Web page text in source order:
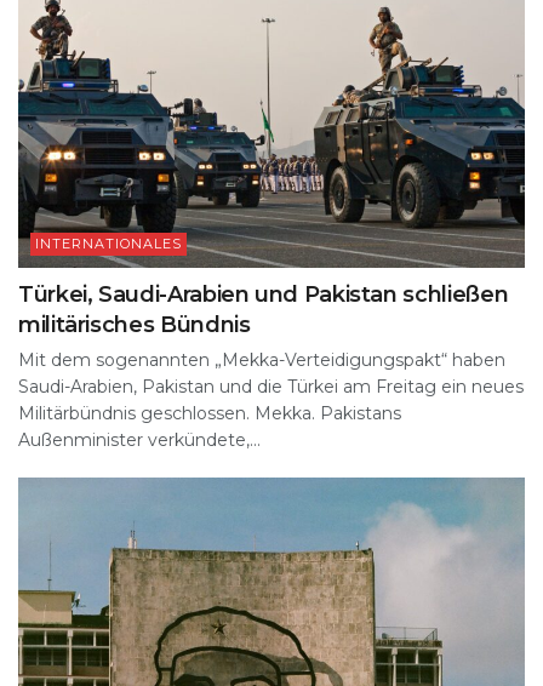
INTERNATIONALES
Türkei, Saudi-Arabien und Pakistan schließen
militärisches Bündnis
Mit dem sogenannten „Mekka-Verteidigungspakt“ haben
Saudi-Arabien, Pakistan und die Türkei am Freitag ein neues
Militärbündnis geschlossen. Mekka. Pakistans
Außenminister verkündete,...